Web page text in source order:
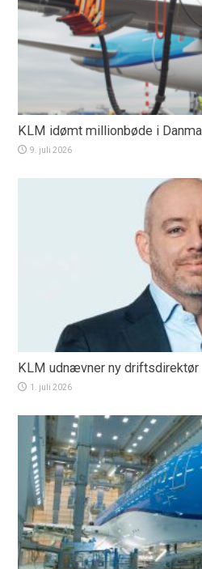
KLM idømt millionbøde i
9. juli 2026
KLM udnævner ny driftsdirektør
1. juli 2026